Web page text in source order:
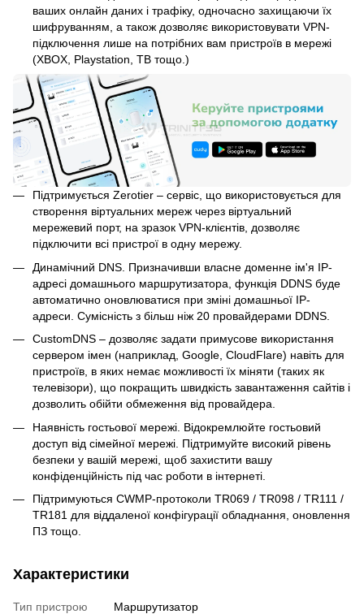
ваших онлайн даних і трафіку, одночасно захищаючи їх
шифруванням, а також дозволяє використовувати VPN-
підключення лише на потрібних вам пристроїв в мережі
(XBOX, Playstation, ТВ тощо.)
Підтримується Zerotier – сервіс, що використовується для
створення віртуальних мереж через віртуальний
мережевий порт, на зразок VPN-клієнтів, дозволяє
підключити всі пристрої в одну мережу.
Динамічний DNS. Призначивши власне доменне ім'я IP-
адресі домашнього маршрутизатора, функція DDNS буде
автоматично оновлюватися при зміні домашньої IP-
адреси. Сумісність з більш ніж 20 провайдерами DDNS.
CustomDNS – дозволяє задати примусове використання
сервером імен (наприклад, Google, CloudFlare) навіть для
пристроїв, в яких немає можливості їх міняти (таких як
телевізори), що покращить швидкість завантаження сайтів і
дозволить обійти обмеження від провайдера.
Наявність гостьової мережі. Відокремлюйте гостьовий
доступ від сімейної мережі. Підтримуйте високий рівень
безпеки у вашій мережі, щоб захистити вашу
конфіденційність під час роботи в інтернеті.
Підтримуються CWMP-протоколи TR069 / TR098 / TR111 /
TR181 для віддаленої конфігурації обладнання, оновлення
ПЗ тощо.
Характеристики
Тип пристрою
Маршрутизатор